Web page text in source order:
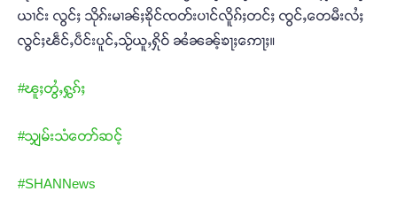
ယၢင်း လွင်ႈ သိုၵ်းမၢၼ်ႈၶိုင်ၸတ်းပၢင်လိူၵ်ႈတင်ႈ ၸွင်ႇတေမီးလႆႈ
လွင်ႈၽဵင်ႇပဵင်းပူင်ႇသႂ်ယူႇႁိုဝ် ၼႆၼၼ့်ၶႃႈဢေႃႈ။
#ၽူႈတွႆႇႁွၵ်ႈ
#သျှမ်းသံတော်ဆင့်
#SHANNews